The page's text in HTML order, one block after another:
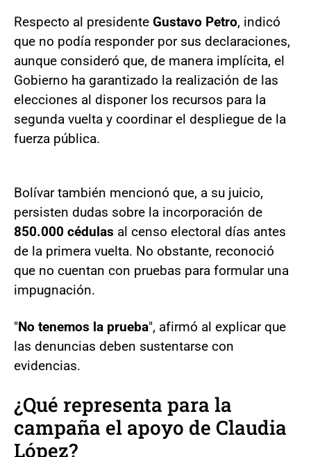
Respecto al presidente Gustavo Petro, indicó
que no podía responder por sus declaraciones,
aunque consideró que, de manera implícita, el
Gobierno ha garantizado la realización de las
elecciones al disponer los recursos para la
segunda vuelta y coordinar el despliegue de la
fuerza pública.
Bolívar también mencionó que, a su juicio,
persisten dudas sobre la incorporación de
850.000 cédulas al censo electoral días antes
de la primera vuelta. No obstante, reconoció
que no cuentan con pruebas para formular una
impugnación.
"No tenemos la prueba", afirmó al explicar que
las denuncias deben sustentarse con
evidencias.
¿Qué representa para la
campaña el apoyo de Claudia
López?